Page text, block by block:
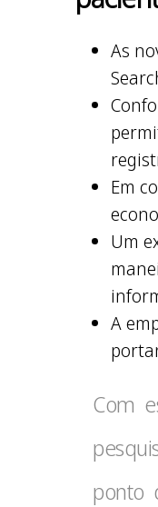
As
Em
Um
A
Com
ponto